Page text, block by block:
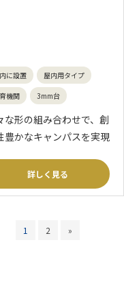
に設置
屋内用タイプ
機関
3mm台
な形の組み合わせで、創
豊かなキャンパスを実現
詳しく見る
1 2 »